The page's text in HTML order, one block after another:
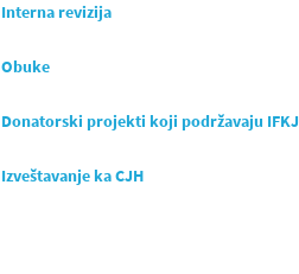
Interna revizija
Obuke
Donatorski projekti koji podržavaju IFKJ
Izveštavanje ka CJH